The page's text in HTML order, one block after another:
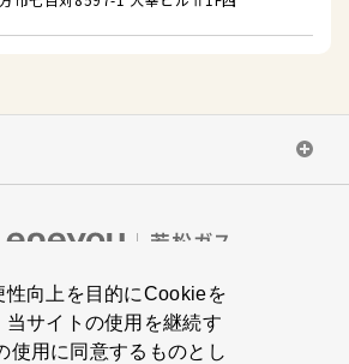
性向上を目的にCookieを
サイトの使用を継続す
使用に同意するものとし
〒965-0817
会津若松市千石町4番16号